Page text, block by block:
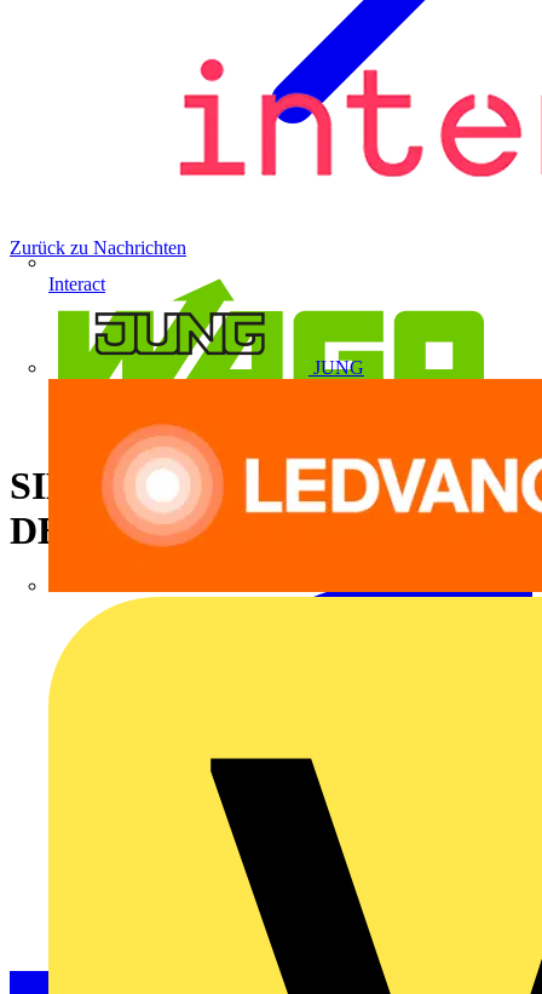
Interact
JUNG
Zurück zu Nachrichten
SIEGERMOMENTE AUF
DER BAUSTELLE